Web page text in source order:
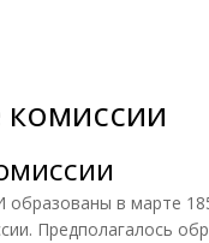
в марте
Предполагалось